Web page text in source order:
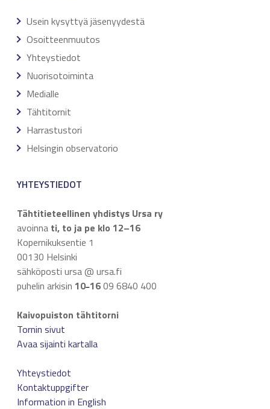
Usein kysyttyä jäsenyydestä
Osoitteenmuutos
Yhteystiedot
Nuorisotoiminta
Medialle
Tähtitornit
Harrastustori
Helsingin observatorio
YHTEYSTIEDOT
Tähtitieteellinen yhdistys Ursa ry
avoinna ti, to ja pe klo 12–16
Kopernikuksentie 1
00130 Helsinki
sähköposti ursa @ ursa.fi
puhelin arkisin 10–1609 6840 400
Kaivopuiston tähtitorni
Tornin sivut
Avaa sijainti kartalla
Yhteystiedot
Kontaktuppgifter
Information in English